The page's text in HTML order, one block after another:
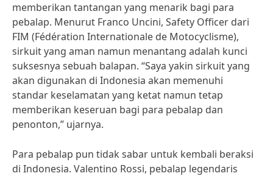
memberikan tantangan yang menarik bagi para
pebalap. Menurut Franco Uncini, Safety Officer dari
FIM (Fédération Internationale de Motocyclisme),
sirkuit yang aman namun menantang adalah kunci
suksesnya sebuah balapan. “Saya yakin sirkuit yang
akan digunakan di Indonesia akan memenuhi
standar keselamatan yang ketat namun tetap
memberikan keseruan bagi para pebalap dan
penonton,” ujarnya.
Para pebalap pun tidak sabar untuk kembali beraksi
di Indonesia. Valentino Rossi, pebalap legendaris